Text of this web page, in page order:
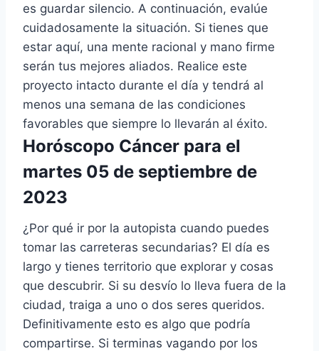
es guardar silencio. A continuación, evalúe
cuidadosamente la situación. Si tienes que
estar aquí, una mente racional y mano firme
serán tus mejores aliados. Realice este
proyecto intacto durante el día y tendrá al
menos una semana de las condiciones
favorables que siempre lo llevarán al éxito.
Horóscopo Cáncer para el
martes 05 de septiembre de
2023
¿Por qué ir por la autopista cuando puedes
tomar las carreteras secundarias? El día es
largo y tienes territorio que explorar y cosas
que descubrir. Si su desvío lo lleva fuera de la
ciudad, traiga a uno o dos seres queridos.
Definitivamente esto es algo que podría
compartirse. Si terminas vagando por los